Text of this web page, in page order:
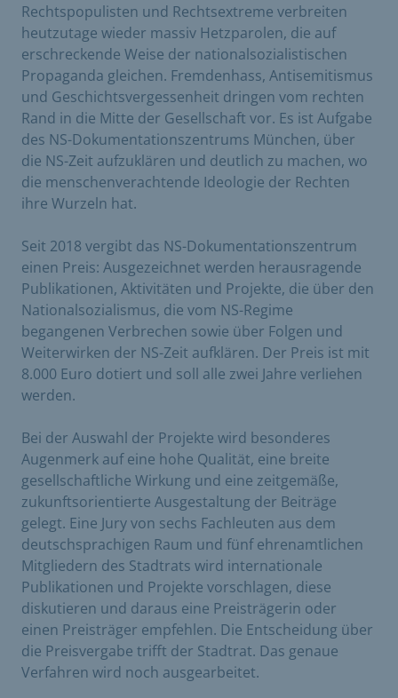
Rechtspopulisten und Rechtsextreme verbreiten
heutzutage wieder massiv Hetzparolen, die auf
erschreckende Weise der nationalsozialistischen
Propaganda gleichen. Fremdenhass, Antisemitismus
und Geschichtsvergessenheit dringen vom rechten
Rand in die Mitte der Gesellschaft vor. Es ist Aufgabe
des NS-Dokumentationszentrums München, über
die NS-Zeit aufzuklären und deutlich zu machen, wo
die menschenverachtende Ideologie der Rechten
ihre Wurzeln hat.
Seit 2018 vergibt das NS-Dokumentationszentrum
einen Preis: Ausgezeichnet werden herausragende
Publikationen, Aktivitäten und Projekte, die über den
Nationalsozialismus, die vom NS-Regime
begangenen Verbrechen sowie über Folgen und
Weiterwirken der NS-Zeit aufklären. Der Preis ist mit
8.000 Euro dotiert und soll alle zwei Jahre verliehen
werden.
Bei der Auswahl der Projekte wird besonderes
Augenmerk auf eine hohe Qualität, eine breite
gesellschaftliche Wirkung und eine zeitgemäße,
zukunftsorientierte Ausgestaltung der Beiträge
gelegt. Eine Jury von sechs Fachleuten aus dem
deutschsprachigen Raum und fünf ehrenamtlichen
Mitgliedern des Stadtrats wird internationale
Publikationen und Projekte vorschlagen, diese
diskutieren und daraus eine Preisträgerin oder
einen Preisträger empfehlen. Die Entscheidung über
die Preisvergabe trifft der Stadtrat. Das genaue
Verfahren wird noch ausgearbeitet.